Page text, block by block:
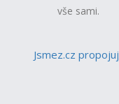
vše sami.
Jsmez.cz